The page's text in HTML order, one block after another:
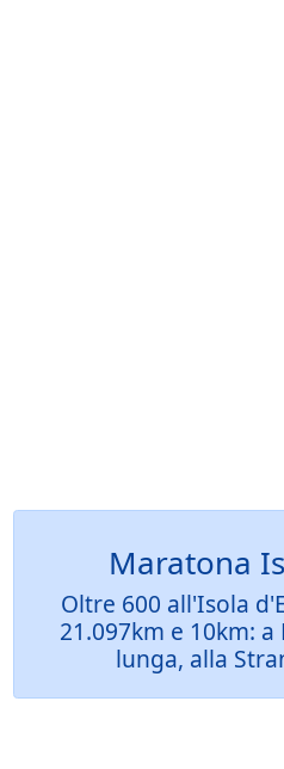
Maratona
Oltre 600 all'Isola
21.097km e 10km:
lunga, alla